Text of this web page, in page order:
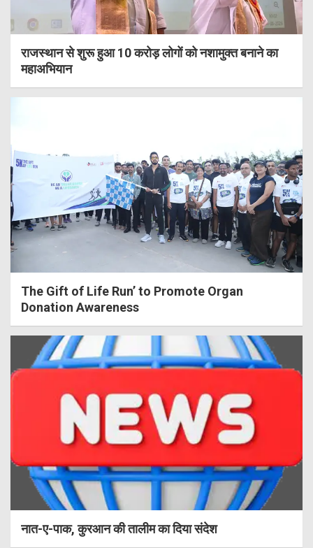
राजस्थान से शुरू हुआ 10 करोड़ लोगों को नशामुक्त बनाने का
महाअभियान
The Gift of Life Run’ to Promote Organ
Donation Awareness
नात-ए-पाक, कुरआन की तालीम का दिया संदेश